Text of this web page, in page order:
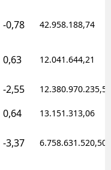
-0,78 42.958.188,74
0,63 12.041.644,21
-2,55 12.380.970.235,50
0,64 13.151.313,06
-3,37 6.758.631.520,50